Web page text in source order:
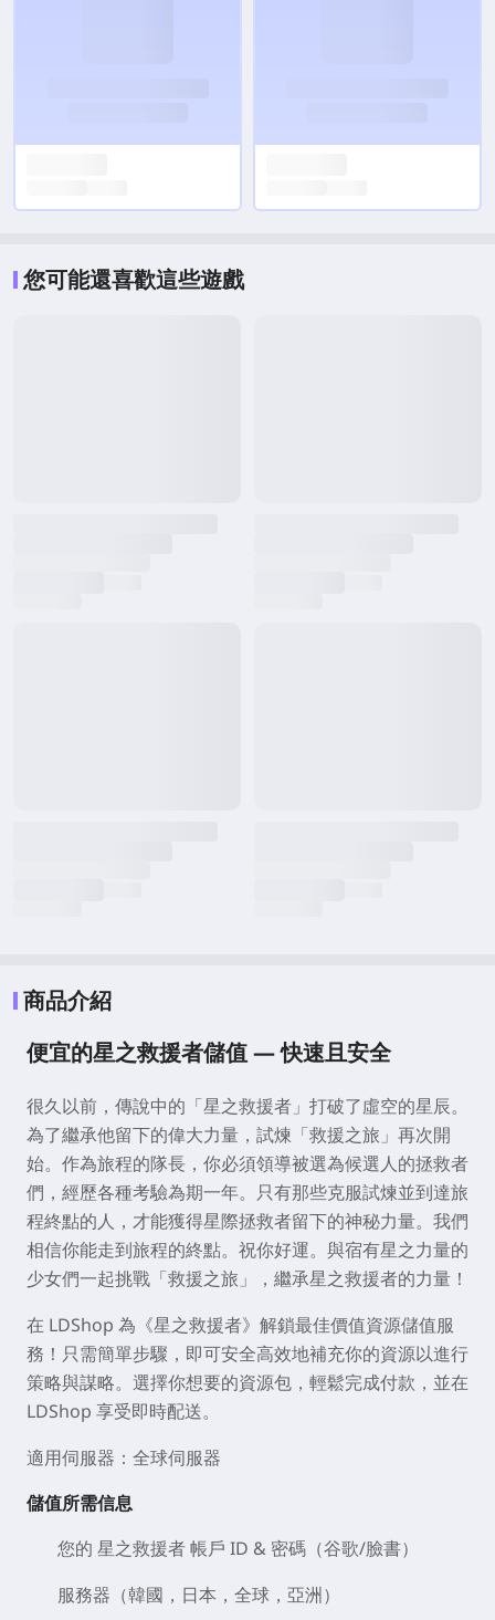
您可能還喜歡這些遊戲
商品介紹
便宜的星之救援者儲值 — 快速且安全
很久以前，傳說中的「星之救援者」打破了虛空的星辰。
為了繼承他留下的偉大力量，試煉「救援之旅」再次開
始。作為旅程的隊長，你必須領導被選為候選人的拯救者
們，經歷各種考驗為期一年。只有那些克服試煉並到達旅
程終點的人，才能獲得星際拯救者留下的神秘力量。我們
相信你能走到旅程的終點。祝你好運。與宿有星之力量的
少女們一起挑戰「救援之旅」，繼承星之救援者的力量！
在 LDShop 為《星之救援者》解鎖最佳價值資源儲值服
務！只需簡單步驟，即可安全高效地補充你的資源以進行
策略與謀略。選擇你想要的資源包，輕鬆完成付款，並在
LDShop 享受即時配送。
適用伺服器：全球伺服器
儲值所需信息
您的 星之救援者 帳戶 ID & 密碼（谷歌/臉書）
服務器（韓國，日本，全球，亞洲）